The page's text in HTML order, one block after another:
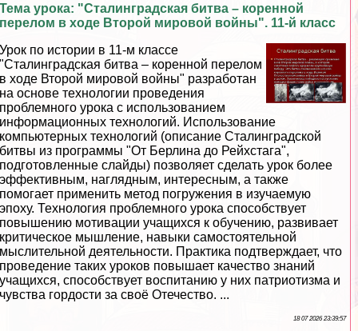
Тема урока: "Сталинградская битва – коренной
перелом в ходе Второй мировой войны". 11-й класс
Урок по истории в 11-м классе
"Сталинградская битва – коренной перелом
в ходе Второй мировой войны" разработан
на основе технологии проведения
проблемного урока с использованием
информационных технологий. Использование
компьютерных технологий (описание Сталинградской
битвы из программы "От Берлина до Рейхстага",
подготовленные слайды) позволяет сделать урок более
эффективным, наглядным, интересным, а также
помогает применить метод погружения в изучаемую
эпоху. Технология проблемного урока способствует
повышению мотивации учащихся к обучению, развивает
критическое мышление, навыки самостоятельной
мыслительной деятельности. Пpaктика подтверждает, что
проведение таких уроков повышает качество знаний
учащихся, способствует воспитанию у них патриотизма и
чувства гордости за своё Отечество. ...
18 07 2026 23:39:57